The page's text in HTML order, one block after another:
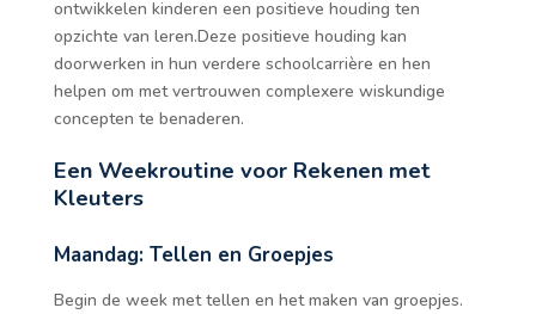
ontwikkelen kinderen een positieve houding ten
opzichte van leren.Deze positieve houding kan
doorwerken in hun verdere schoolcarrière en hen
helpen om met vertrouwen complexere wiskundige
concepten te benaderen.
Een Weekroutine voor Rekenen met
Kleuters
Maandag: Tellen en Groepjes
Begin de week met tellen en het maken van groepjes.